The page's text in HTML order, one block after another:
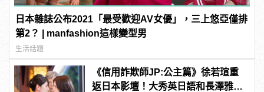
日本雜誌公布2021「最受歡迎AV女優」，三上悠亞僅排
第2？ | manfashion這樣變型男
生活話題
《信用詐欺師JP:公主篇》徐若瑄重
返日本影壇！大秀英日語和長澤雅美